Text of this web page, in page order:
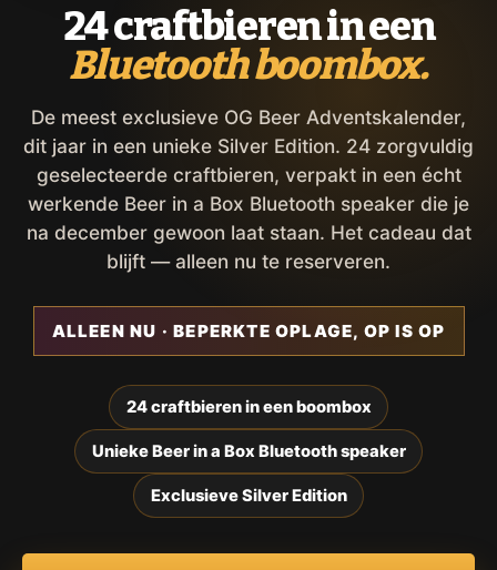
24 craftbieren in een
Bluetooth boombox.
De meest exclusieve OG Beer Adventskalender,
dit jaar in een unieke Silver Edition. 24 zorgvuldig
geselecteerde craftbieren, verpakt in een écht
werkende Beer in a Box Bluetooth speaker die je
na december gewoon laat staan. Het cadeau dat
blijft — alleen nu te reserveren.
ALLEEN NU · BEPERKTE OPLAGE, OP IS OP
24 craftbieren in een boombox
Unieke Beer in a Box Bluetooth speaker
Exclusieve Silver Edition